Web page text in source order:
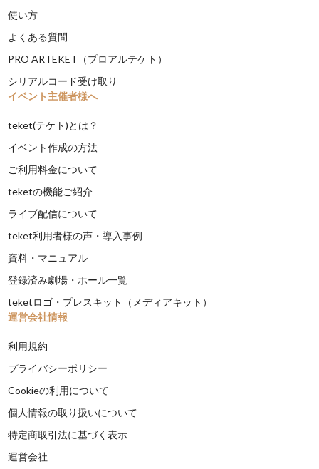
使い方
よくある質問
PRO ARTEKET（プロアルテケト）
シリアルコード受け取り
イベント主催者様へ
teket(テケト)とは？
イベント作成の方法
ご利用料金について
teketの機能ご紹介
ライブ配信について
teket利用者様の声・導入事例
資料・マニュアル
登録済み劇場・ホール一覧
teketロゴ・プレスキット（メディアキット）
運営会社情報
利用規約
プライバシーポリシー
Cookieの利用について
個人情報の取り扱いについて
特定商取引法に基づく表示
運営会社